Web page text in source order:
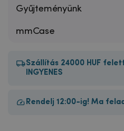
Gyűjteményünk
mmCase
Szállítás 24000 HUF
INGYENES
Rendelj 12:00-ig! Ma